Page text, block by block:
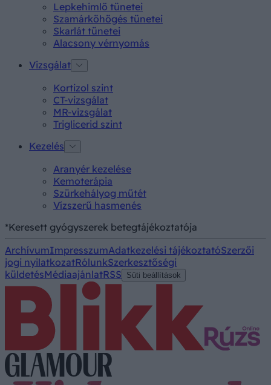
Lepkehimlő tünetei
Szamárköhögés tünetei
Skarlát tünetei
Alacsony vérnyomás
Vizsgálat
Kortizol szint
CT-vizsgálat
MR-vizsgálat
Triglicerid szint
Kezelés
Aranyér kezelése
Kemoterápia
Szürkehályog műtét
Vízszerű hasmenés
*Keresett gyógyszerek betegtájékoztatója
ArchívumImpresszumAdatkezelési tájékoztatóSzerzői
jogi nyilatkozatRólunkSzerkesztőségi
küldetésMédiaajánlatRSS Süti beállítások